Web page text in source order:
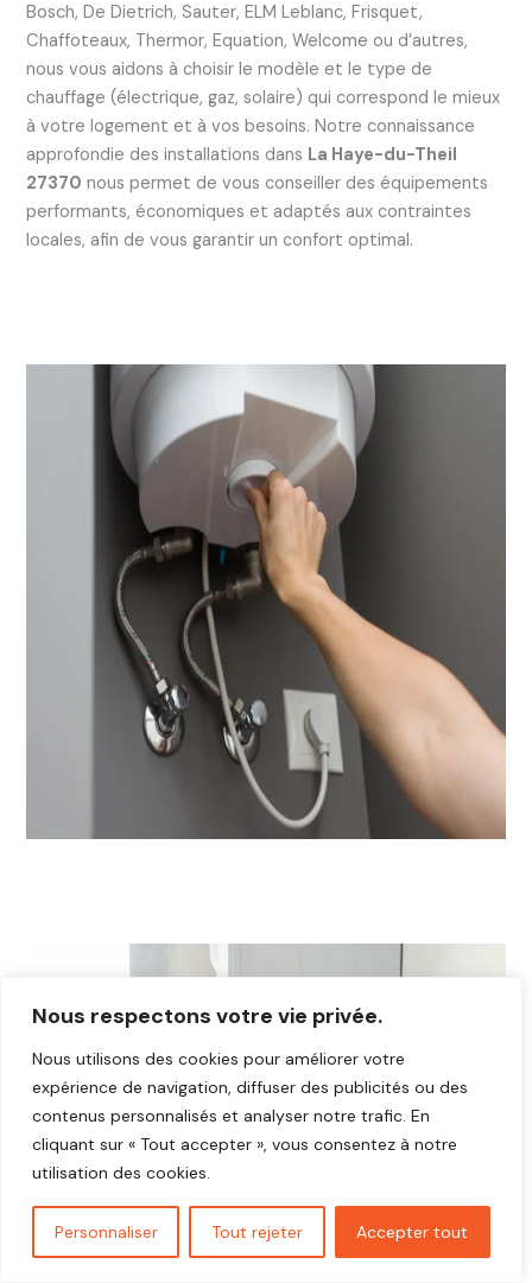
Nous respectons votre vie privée.
Nous utilisons des cookies pour améliorer votre
expérience de navigation, diffuser des publicités ou des
contenus personnalisés et analyser notre trafic. En
cliquant sur « Tout accepter », vous consentez à notre
utilisation des cookies.
Personnaliser Tout rejeter Accepter tout
Bosch, De Dietrich, Sauter, ELM Leblanc, Frisquet,
Chaffoteaux, Thermor, Equation, Welcome ou d’autres,
nous vous aidons à choisir le modèle et le type de
chauffage (électrique, gaz, solaire) qui correspond le mieux
à votre logement et à vos besoins. Notre connaissance
approfondie des installations dans La Haye-du-Theil
27370 nous permet de vous conseiller des équipements
performants, économiques et adaptés aux contraintes
locales, afin de vous garantir un confort optimal.